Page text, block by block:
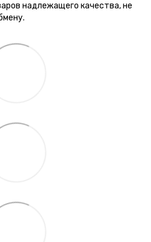
надлежащего качества, не